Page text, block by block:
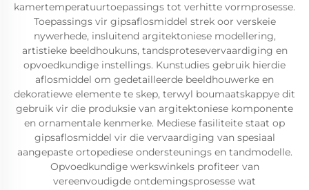
kamertemperatuurtoepassings tot verhitte vormprosesse.
Toepassings vir gipsaflosmiddel strek oor verskeie
nywerhede, insluitend argitektoniese modellering,
artistieke beeldhoukuns, tandsprotesevervaardiging en
opvoedkundige instellings. Kunstudies gebruik hierdie
aflosmiddel om gedetailleerde beeldhouwerke en
dekoratiewe elemente te skep, terwyl boumaatskappye dit
gebruik vir die produksie van argitektoniese komponente
en ornamentale kenmerke. Mediese fasiliteite staat op
gipsaflosmiddel vir die vervaardiging van spesiaal
aangepaste ortopediese ondersteunings en tandmodelle.
Opvoedkundige werkswinkels profiteer van
vereenvoudigde ontdemingsprosesse wat